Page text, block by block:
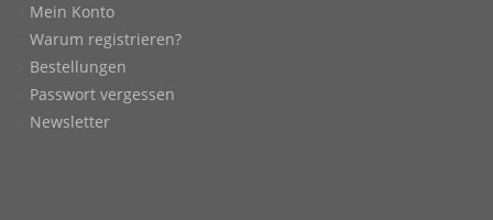
Mein Konto
Warum registrieren?
Bestellungen
Passwort vergessen
Newsletter